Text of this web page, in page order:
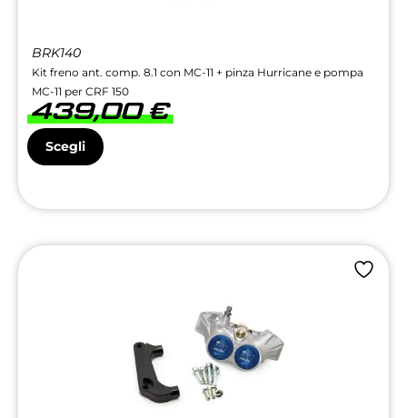
BRK140
Kit freno ant. comp. 8.1 con MC-11 + pinza Hurricane e pompa
MC-11 per CRF 150
439,00€
Scegli